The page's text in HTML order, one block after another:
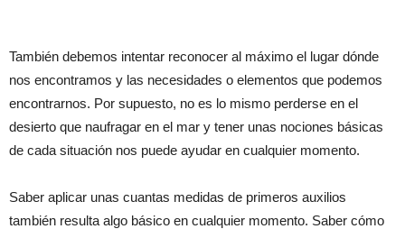
También debemos intentar reconocer al máximo el lugar dónde
nos encontramos y las necesidades o elementos que podemos
encontrarnos. Por supuesto, no es lo mismo perderse en el
desierto que naufragar en el mar y tener unas nociones básicas
de cada situación nos puede ayudar en cualquier momento.
Saber aplicar unas cuantas medidas de primeros auxilios
también resulta algo básico en cualquier momento. Saber cómo